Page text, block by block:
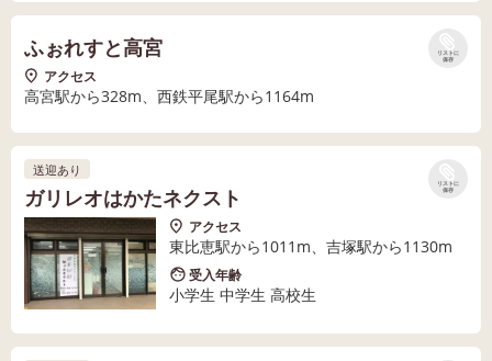
リストに
保存
ふぉれすと高宮
アクセス
高宮駅から328m、西鉄平尾駅から1164m
リストに
保存
送迎あり
ガリレオはかたネクスト
アクセス
東比恵駅から1011m、吉塚駅から1130m
受入年齢
小学生 中学生 高校生